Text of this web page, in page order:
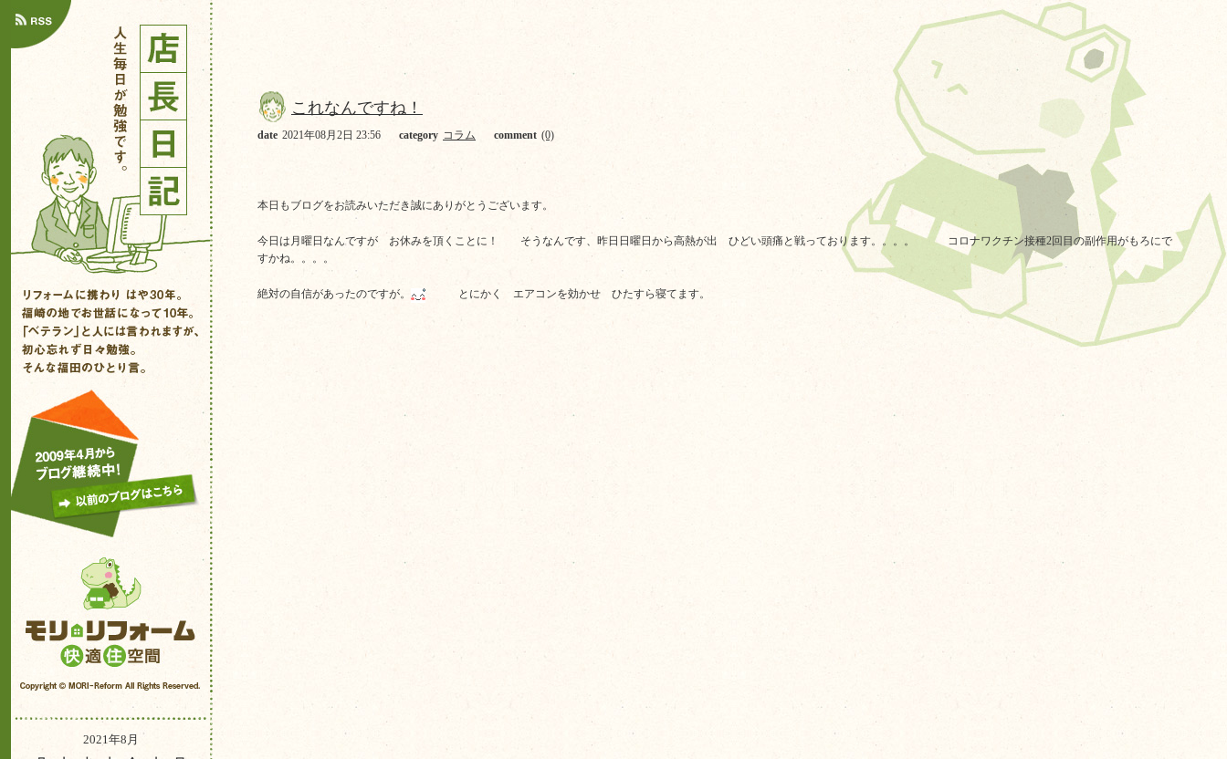
2021年8月
これなんですね！
date 2021年08月2日 23:56 category コラム comment (0)
本日もブログをお読みいただき誠にありがとうございます。
今日は月曜日なんですが お休みを頂くことに！ そうなんです、昨日日曜日から高熱が出 ひどい頭痛と戦っております。。。。 コロナワクチン接種2回目の副作用がもろにで
すかね。。。。
絶対の自信があったのですが。 とにかく エアコンを効かせ ひたすら寝てます。